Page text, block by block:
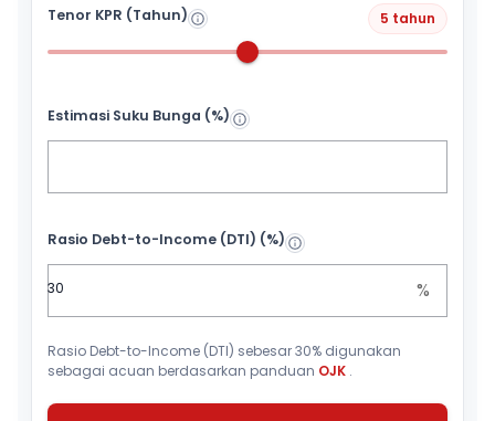
Tenor KPR (Tahun) 5 tahun
Estimasi Suku Bunga (%)
Rasio Debt-to-Income (DTI) (%)
%
Rasio Debt-to-Income (DTI) sebesar 30% digunakan
sebagai acuan berdasarkan panduan OJK .